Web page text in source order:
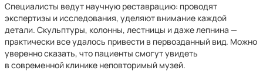
Специалисты ведут научную реставрацию: проводят
экспертизы и исследования, уделяют внимание каждой
детали. Скульптуры, колонны, лестницы и даже лепнина —
практически все удалось привести в первозданный вид. Можно
уверенно сказать, что пациенты смогут увидеть
в современной клинике неповторимый музей.